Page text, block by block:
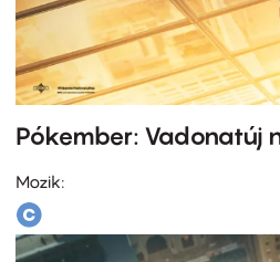
Pókember: Vadonatúj
Mozik: